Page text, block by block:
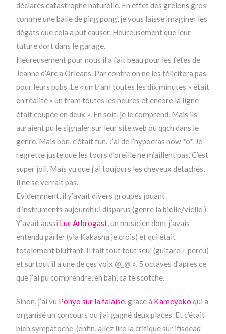
déclarés catastrophe naturelle. En effet des grelons gros
comme une balle de ping pong, je vous laisse imaginer les
dégats que cela a put causer. Heureusement que leur
tuture dort dans le garage.
Heureusement pour nous il a fait beau pour les fetes de
Jeanne d’Arc a Orleans. Par contre on ne les félicitera pas
pour leurs pubs. Le « un tram toutes les dix minutes » était
en réalité « un tram toutes les heures et encore la ligne
était coupée en deux ». En soit, je le comprend. Mais ils
auraient pu le signaler sur leur site web ou qqch dans le
genre. Mais bon, c’était fun. J’ai de l’hypocras now *o*. Je
regrette juste que les tours d’oreille ne m’aillent pas. C’est
super joli. Mais vu que j’ai toujours les cheveux detachés,
il ne se verrait pas.
Evidemment, il y’avait divers groupes jouant
d’instruments aujourdh’ui disparus (genre la bielle/vielle ).
Y’avait aussi Luc Arbrogast, un musicien dont j’avais
entendu parler (via Kakasha je crois) et qui était
totalement bluffant. Il fait tout tout seul (guitare + percu)
et surtout il a une de ces voix @_@ ». 5 octaves d’apres ce
que j’ai pu comprendre, eh bah, ca te scotche.
Sinon, j’ai vu Ponyo sur la falaise, grace à Kameyoko qui a
organisé un concours ou j’ai gagné deux places. Et c’était
bien sympatoche. (enfin, allez lire la critique sur ifisdead